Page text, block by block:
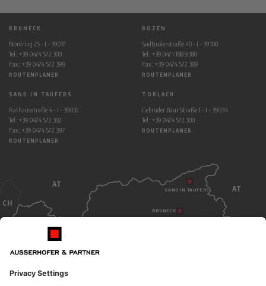
BRUNECK
Nordring 25 - I - 39031
Tel.: +39 0474 572 300
Fax.: +39 0474 572 399
ROUTENPLANER
BOZEN
Südtirolerstraße 40 - I - 39100
Tel.: +39 0471 188 9380
Fax.: +39 0474 572 389
ROUTENPLANER
SAND IN TAUFERS
Rathausstraße 4 - I - 39032
Tel.: +39 0474 572 302
Fax.: +39 0474 572 397
ROUTENPLANER
TOBLACH
Gebrüder Baur Straße 1 - I - 39034
Tel.: +39 0474 572 300
ROUTENPLANER
AT
AT
CH
BRUNECK
SAND IN TAUFERS